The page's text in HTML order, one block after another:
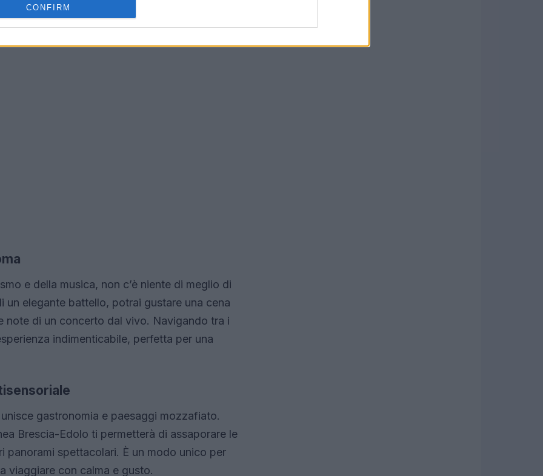
CONFIRM
e della musica, non c’è niente di meglio di
elegante battello, potrai gustare una cena
note di un concerto dal vivo. Navigando tra i
indimenticabile, perfetta per una
gastronomia e paesaggi mozzafiato.
Brescia-Edolo ti permetterà di assaporare le
panorami spettacolari. È un modo unico per
viaggiare con calma e gusto.